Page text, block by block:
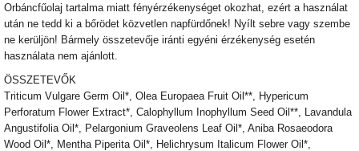
Orbáncfűolaj tartalma miatt fényérzékenységet okozhat, ezért a használat
után ne tedd ki a bőrödet közvetlen napfürdőnek! Nyílt sebre vagy szembe
ne kerüljön! Bármely összetevője iránti egyéni érzékenység esetén
használata nem ajánlott.
ÖSSZETEVŐK
Triticum Vulgare Germ Oil*, Olea Europaea Fruit Oil**, Hypericum
Perforatum Flower Extract*, Calophyllum Inophyllum Seed Oil**, Lavandula
Angustifolia Oil*, Pelargonium Graveolens Leaf Oil*, Aniba Rosaeodora
Wood Oil*, Mentha Piperita Oil*, Helichrysum Italicum Flower Oil*,